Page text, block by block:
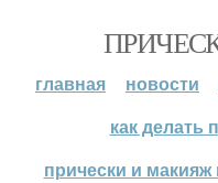
главная новости
как делать
прически и